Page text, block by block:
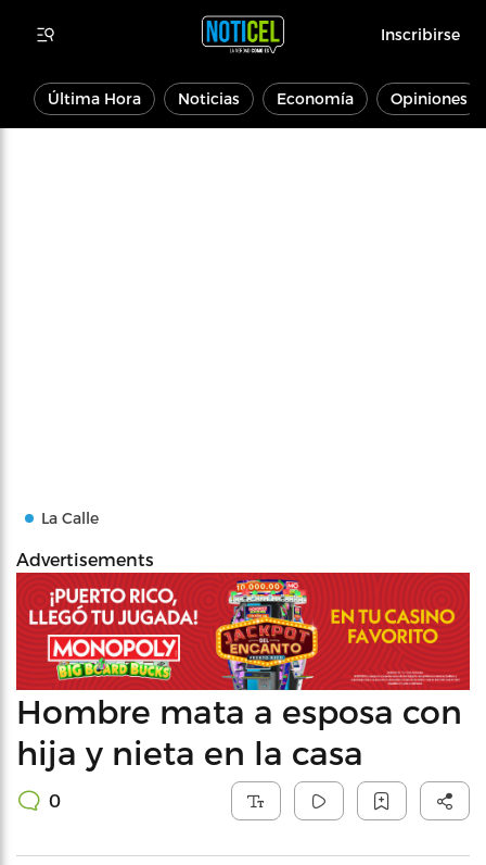
Inscribirse
Última Hora Noticias Economía Opiniones
La Calle
Advertisements
Hombre mata a esposa con
hija y nieta en la casa
0